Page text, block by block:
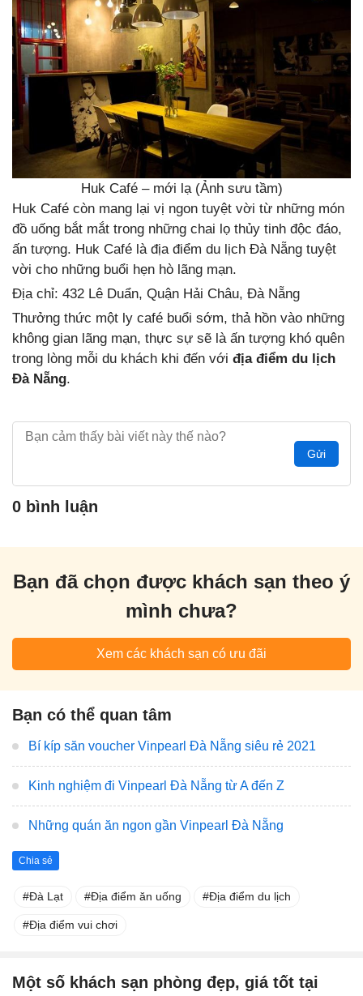
Huk Café – mới lạ (Ảnh sưu tầm)
Huk Café còn mang lại vị ngon tuyệt vời từ những món
đồ uống bắt mắt trong những chai lọ thủy tinh độc đáo,
ấn tượng. Huk Café là địa điểm du lịch Đà Nẵng tuyệt
vời cho những buổi hẹn hò lãng mạn.
Địa chỉ: 432 Lê Duẩn, Quận Hải Châu, Đà Nẵng
Thưởng thức một ly café buổi sớm, thả hồn vào những
không gian lãng mạn, thực sự sẽ là ấn tượng khó quên
trong lòng mỗi du khách khi đến với địa điểm du lịch
Đà Nẵng.
Gửi
0 bình luận
Bạn đã chọn được khách sạn theo ý
mình chưa?
Xem các khách sạn có ưu đãi
Bạn có thể quan tâm
Bí kíp săn voucher Vinpearl Đà Nẵng siêu rẻ 2021
Kinh nghiệm đi Vinpearl Đà Nẵng từ A đến Z
Những quán ăn ngon gần Vinpearl Đà Nẵng
Chia sẻ
Đà Lạt Địa điểm ăn uống Địa điểm du lịch
Địa điểm vui chơi
Một số khách sạn phòng đẹp, giá tốt tại